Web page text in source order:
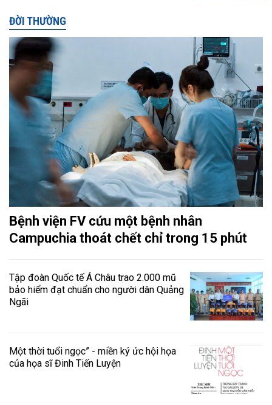
ĐỜI THƯỜNG
Bệnh viện FV cứu một bệnh nhân
Campuchia thoát chết chỉ trong 15 phút
Tập đoàn Quốc tế Á Châu trao 2.000 mũ
bảo hiểm đạt chuẩn cho người dân Quảng
Ngãi
Một thời tuổi ngọc” - miền ký ức hội họa
của họa sĩ Đinh Tiến Luyện